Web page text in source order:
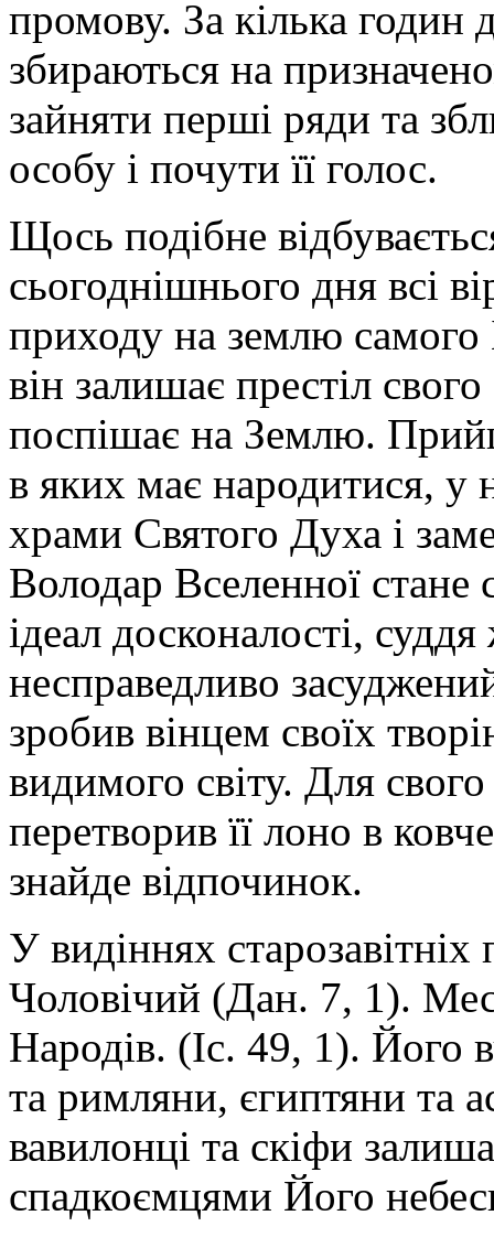
промову. За кілька
збираються на
зайняти перші ряди та
особу і почути її голос.
Щось подібне
сьогоднішнього дня всі
приходу на землю самого
він залишає престіл
поспішає на Землю.
в яких має народитися,
храми Святого Духа і
Володар Вселенної
ідеал досконалості,
несправедливо
зробив вінцем своїх
видимого світу. Для
перетворив її лоно в
знайде відпочинок.
У видіннях
Чоловічий (Дан. 7, 1).
Народів. (Іс. 49, 1). Його
та римляни, єгиптяни та
вавилонці та скіфи
спадкоємцями Його